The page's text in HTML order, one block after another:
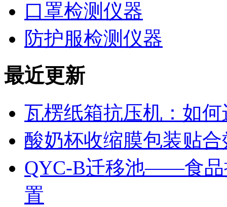
口罩检测仪器
防护服检测仪器
最近更新
瓦楞纸箱抗压机：如
酸奶杯收缩膜包装贴
QYC-B迁移池——食品
置